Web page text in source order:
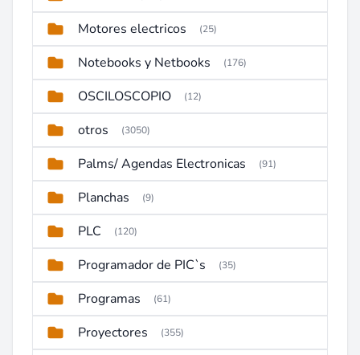
Motores electricos (25)
Notebooks y Netbooks (176)
OSCILOSCOPIO (12)
otros (3050)
Palms/ Agendas Electronicas (91)
Planchas (9)
PLC (120)
Programador de PIC`s (35)
Programas (61)
Proyectores (355)